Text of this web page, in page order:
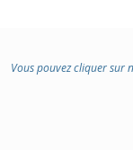
Vous pouvez cliquer sur